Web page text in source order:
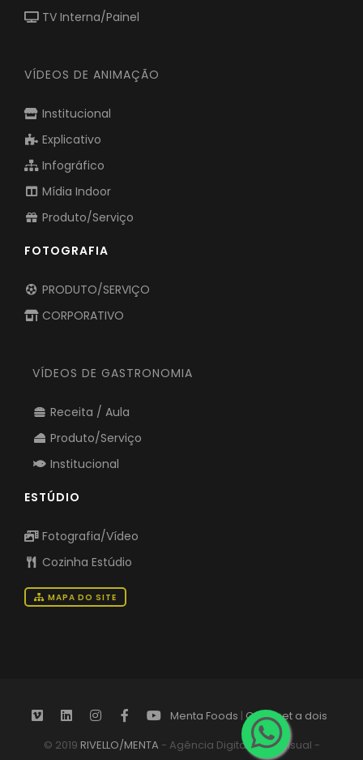
TV Interna/Painel
VÍDEOS DE ANIMAÇÃO
Institucional
Explicativo
Infográfico
Mídia Indoor
Produto/Serviço
FOTOGRAFIA
PRODUTO/SERVIÇO
CORPORATIVO
VÍDEOS DE GASTRONOMIA
Receita / Aula
Produto/Serviço
Institucional
ESTÚDIO
Fotografia/Vídeo
Cozinha Estúdio
MAPA DO SITE
Menta Foods | Gourmet a dois
© 2019 RIVELLO/MENTA - Agência Digital Audiovisual -